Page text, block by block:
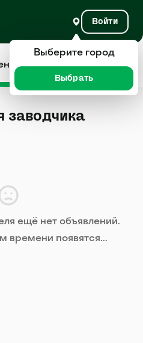
Войти
Отзывы
заводчика
ещё нет объявлений.
времени появятся...
Выберите город
Выбрать